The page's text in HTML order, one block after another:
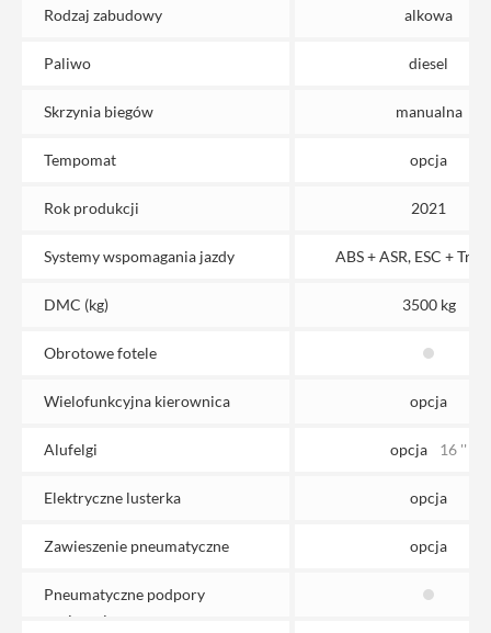
Rodzaj zabudowy
Paliwo
Skrzynia biegów
Tempomat
Rok produkcji
Systemy wspomagania jazdy
DMC (kg)
Obrotowe fotele
Wielofunkcyjna kierownica
Alufelgi
Elektryczne lusterka
Zawieszenie pneumatyczne
Pneumatyczne podpory
poziomujące
alkowa
diesel
manualna
opcja
2021
ABS + ASR, ESC +
3500 kg
opcja
opcja 16 ''
opcja
opcja